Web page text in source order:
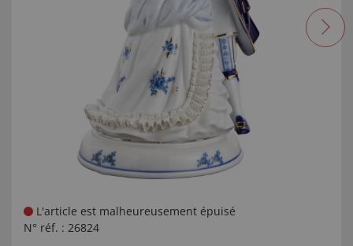
L'article est malheureusement épuisé
N° réf. : 26824